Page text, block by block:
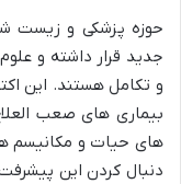
حوزه پزشکی و زیست
جدید قرار داشته و
و تکامل هستند. این
بیماری های صعب
های حیات و مکانیسم
دنبال کردن این